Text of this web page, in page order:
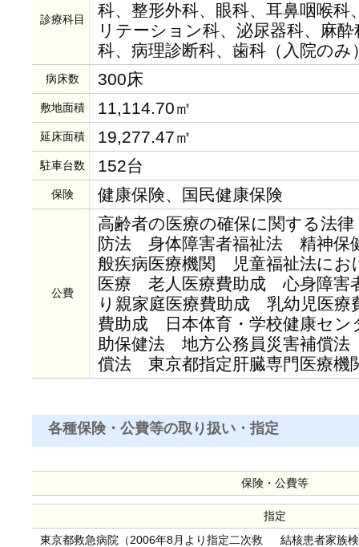
診療科目
科、整形外科、眼科、耳鼻咽喉科
リテーション科、泌尿器科、麻
科、病理診断科、歯科（入院のみ
病床数 300床
敷地面積 11,114.70㎡
延床面積 19,277.47㎡
駐車台数 152台
保険 健康保険、国民健康保険
公費
高齢者の医療の確保に関する法
防法 身体障害者福祉法 精神保
般疾病医療機関 児童福祉法に
医療 老人医療費助成 心身障害
り親家庭医療費助成 乳幼児医
費助成 日本体育・学校健康セ
助保健法 地方公務員災害補償
償法 東京都指定肝臓専門医療機
各種保険・公費等の取り扱い・指定
保険・公費等
指定
東京都救急病院（2006年8月より指定二次救
結核患者家族